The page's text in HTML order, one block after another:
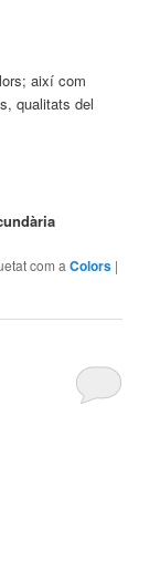
així com
qualitats del
com a Colors |